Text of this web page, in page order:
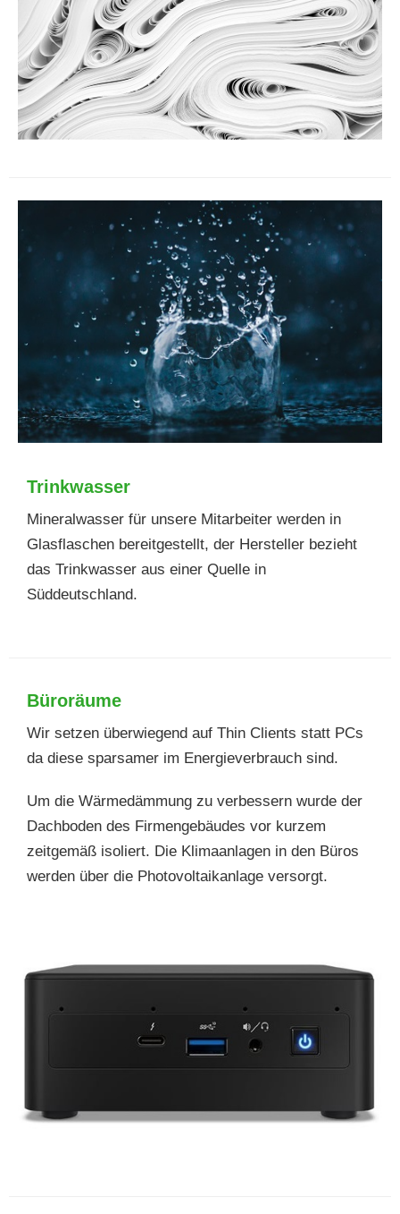
Trinkwasser
Mineralwasser für unsere Mitarbeiter werden in
Glasflaschen bereitgestellt, der Hersteller bezieht
das Trinkwasser aus einer Quelle in
Süddeutschland.
Büroräume
Wir setzen überwiegend auf Thin Clients statt PCs
da diese sparsamer im Energieverbrauch sind.
Um die Wärmedämmung zu verbessern wurde der
Dachboden des Firmengebäudes vor kurzem
zeitgemäß isoliert. Die Klimaanlagen in den Büros
werden über die Photovoltaikanlage versorgt.